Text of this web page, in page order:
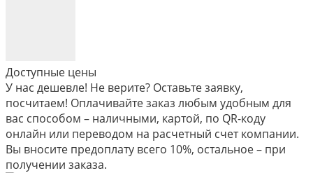
Доступные цены
У нас дешевле! Не верите? Оставьте заявку,
посчитаем! Оплачивайте заказ любым удобным для
вас способом – наличными, картой, по QR-коду
онлайн или переводом на расчетный счет компании.
Вы вносите предоплату всего 10%, остальное – при
получении заказа.